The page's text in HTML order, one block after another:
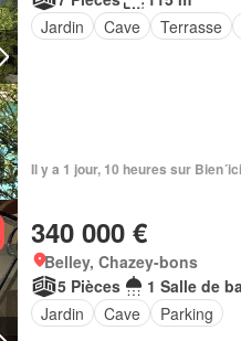
Jardin
Cave Terrasse
Il y a 1 jour, 10 heures sur Bien´ici
340 000 €
Belley, Chazey-bons
5 Pièces
1 Salle de
Jardin
Cave Parking